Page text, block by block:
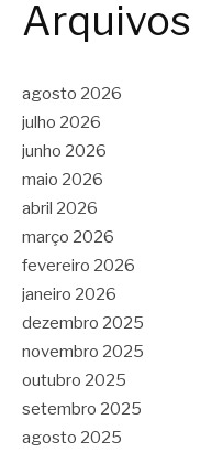
Arquivos
agosto 2026
julho 2026
junho 2026
maio 2026
abril 2026
março 2026
fevereiro 2026
janeiro 2026
dezembro 2025
novembro 2025
outubro 2025
setembro 2025
agosto 2025